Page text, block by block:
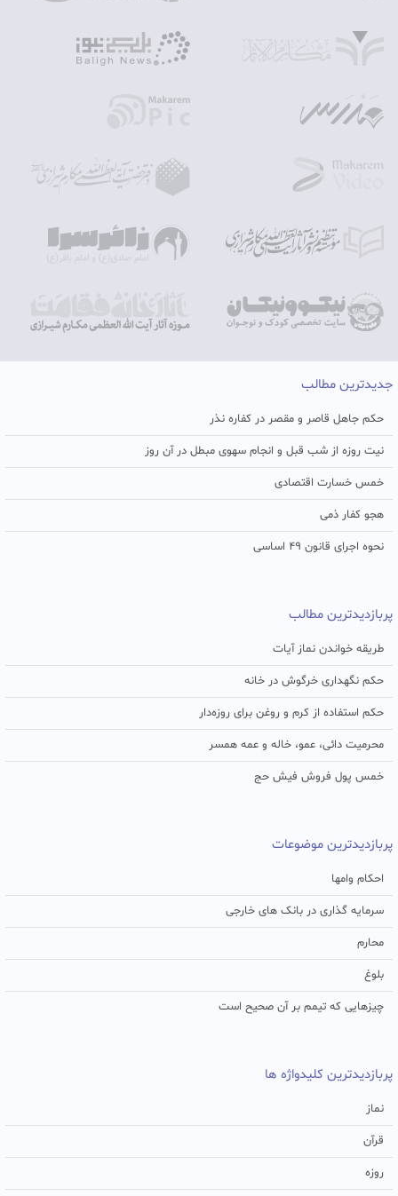
جدیدترین مطالب
حکم جاهل قاصر و مقصر در کفاره نذر
نیت روزه از شب قبل و انجام سهوی مبطل در آن روز
خمس خسارت اقتصادی
هجو کفار ذمی
نحوه اجرای قانون ۴۹ اساسی
پربازدیدترین مطالب
طریقه خواندن نماز آیات
حکم نگهداری خرگوش در خانه
حکم استفاده از کرم و روغن برای روزه‌دار
محرمیت دائی، عمو، خاله و عمه همسر
خمس پول فروش فیش حج
پربازدیدترین موضوعات
احکام وامها
سرمایه گذاری در بانک های خارجی
محارم
بلوغ
چیزهایی که تیمم بر آن صحیح است
پربازدیدترین کلیدواژه ها
نماز
قرآن
روزه